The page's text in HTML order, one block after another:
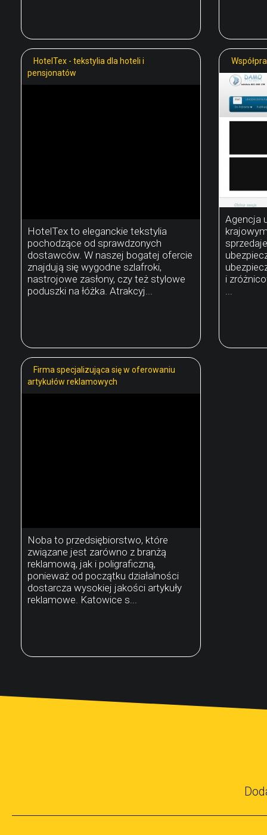
HotelTex - tekstylia dla hoteli i
pensjonatów
HotelTex to eleganckie tekstylia
pochodzące od sprawdzonych
dostawców. W naszej bogatej ofercie
znajdują się wygodne szlafroki,
nastrojowe zasłony, czy też stylowe
poduszki na łóżka. Atrakcyj...
Agencja
i
...
Firma specjalizująca się w oferowaniu
artykułów reklamowych
Noba to przedsiębiorstwo, które
związane jest zarówno z branżą
reklamową, jak i poligraficzną,
ponieważ od początku działalności
dostarcza wysokiej jakości artykuły
reklamowe. Katowice s...